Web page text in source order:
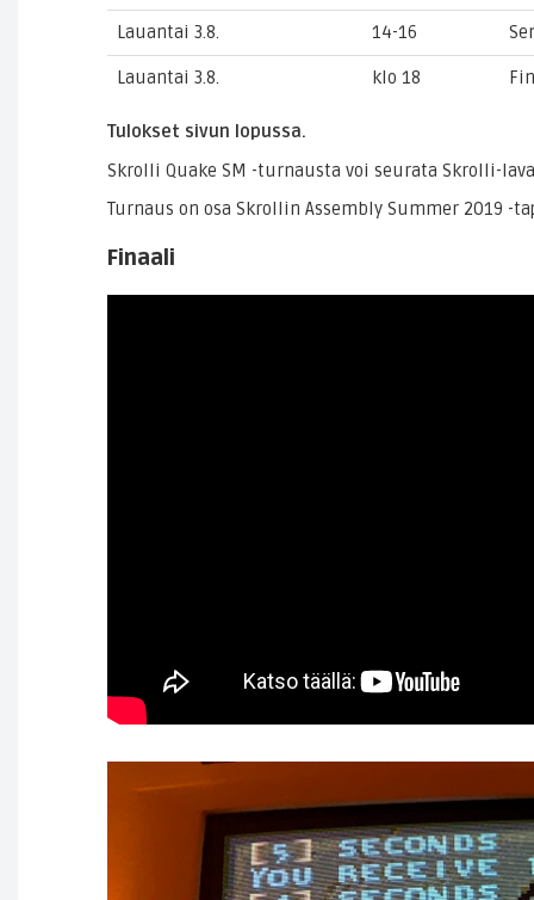
Lauantai 3.8. 14-16
Lauantai 3.8. klo 18
Tulokset sivun lopussa.
Skrolli Quake SM -turnausta voi seurata Skrolli-
Turnaus on osa Skrollin Assembly Summer 2019 -
Finaali